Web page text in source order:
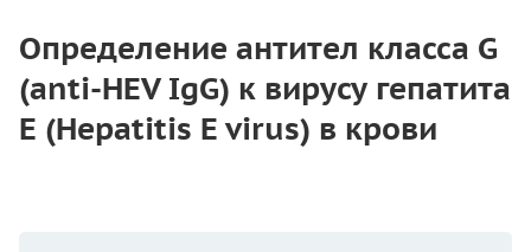
Определение антител класса G
(anti-HEV IgG) к вирусу гепатита
Е (Hepatitis E virus) в крови